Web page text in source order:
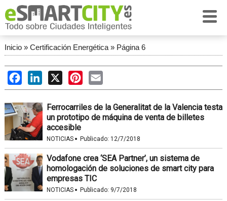
Inicio» Certificación Energética» Página 6
FacebookLinkedIn
X PinterestEmail
Ferrocarriles de la Generalitat de la Valencia testa
un prototipo de máquina de venta de billetes
accesible
NOTICIAS · Publicado: 12/7/2018
Vodafone crea ‘SEA Partner’, un sistema de
homologación de soluciones de smart city para
empresas TIC
NOTICIAS · Publicado: 9/7/2018